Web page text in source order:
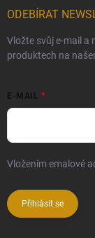
ODEBÍRAT
Vložte svůj e-mail a
produktech na
E-MAIL
Vložením emalové
Přihlásit se